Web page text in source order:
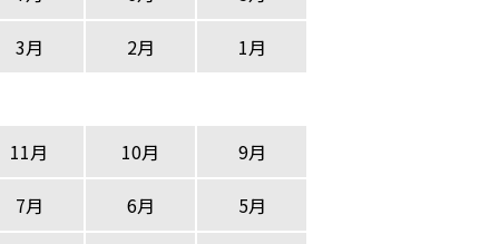
3月 2月
1月
11月 10月
9月
7月 6月
5月